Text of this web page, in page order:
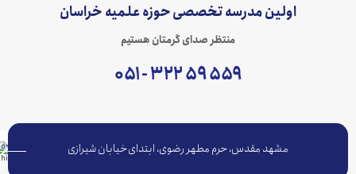
اولین مدرسه تخصصی حوزه علمیه خراسان
منتظر صدای گرمتان هستیم
مشهد مقدس، حرم مطهر رضوی، ابتدای خیابان شیرازی